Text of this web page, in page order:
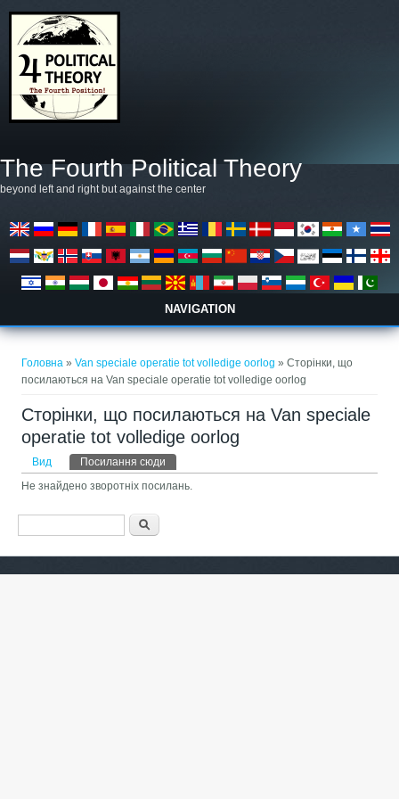
The Fourth Political Theory
beyond left and right but against the center
NAVIGATION
Головна »Van speciale operatie tot volledige oorlog » Сторінки, що
посилаються на Van speciale operatie tot volledige oorlog
Сторінки, що посилаються на Van speciale
operatie tot volledige oorlog
Первинні вкладки
Вид Посилання сюди
Не знайдено зворотніх посилань.
Пошукова форма